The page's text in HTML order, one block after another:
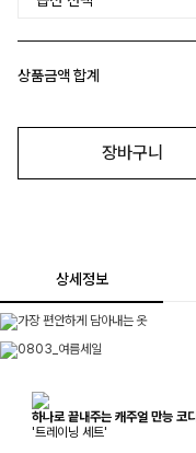
상품금액 합계
장바구니
상세정보
하나로 끝내주는 캐주얼 만능 코디
'트레이닝 세트'